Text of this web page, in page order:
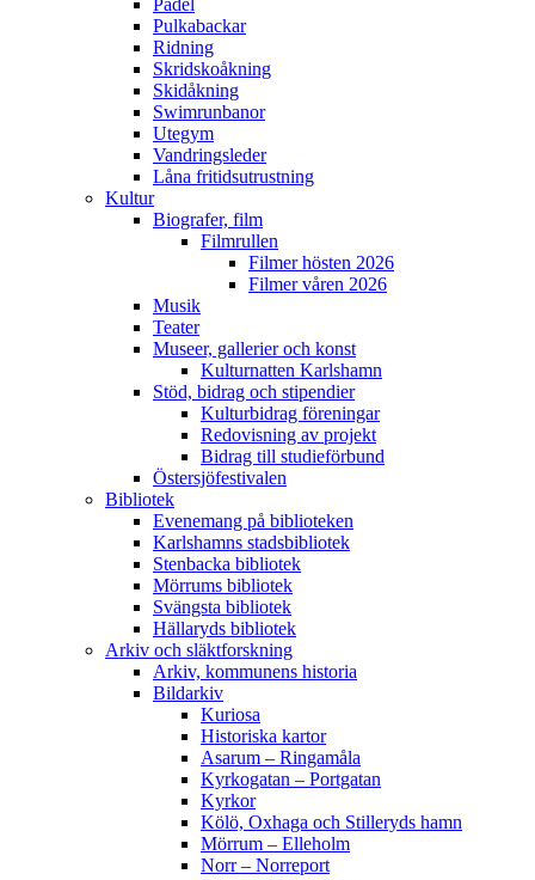
Padel
Pulkabackar
Ridning
Skridskoåkning
Skidåkning
Swimrunbanor
Utegym
Vandringsleder
Låna fritidsutrustning
Kultur
Biografer, film
Filmrullen
Filmer hösten 2026
Filmer våren 2026
Musik
Teater
Museer, gallerier och konst
Kulturnatten Karlshamn
Stöd, bidrag och stipendier
Kulturbidrag föreningar
Redovisning av projekt
Bidrag till studieförbund
Östersjöfestivalen
Bibliotek
Evenemang på biblioteken
Karlshamns stadsbibliotek
Stenbacka bibliotek
Mörrums bibliotek
Svängsta bibliotek
Hällaryds bibliotek
Arkiv och släktforskning
Arkiv, kommunens historia
Bildarkiv
Kuriosa
Historiska kartor
Asarum – Ringamåla
Kyrkogatan – Portgatan
Kyrkor
Kölö, Oxhaga och Stilleryds hamn
Mörrum – Elleholm
Norr – Norreport